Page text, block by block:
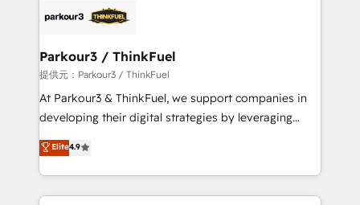
embark on a transformational journey that sets your
business up for long-term success. Unlock your
référencement, votre stratégie digitale et le pilotage
projet HubSpot avec DIGITALISIM : 🧽 Nettoyage,
migration et intégration des bases de données. 🚀
Développement des interfaces avec vos logiciels
métiers ⚙️ Configuration de la plateforme HubSpot
Book Process & Guidelines utilisateurs 🎓
Formations des utilisateurs
Parkour3 / ThinkFuel
提供元：Parkour3 / ThinkFuel
At Parkour3 & ThinkFuel, we support companies in
developing their digital strategies by leveraging
technologies and automating their marketing and
sales processes to generate growth. Our offer spans
from Strategy to Operations. We specialize in CRM
onboarding and implementation, web design, sales
Elite4.9